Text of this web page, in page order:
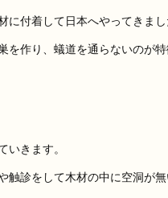
付着して日本へやってきまし
を作り、蟻道を通らないのが特
いきます。
触診をして木材の中に空洞が無